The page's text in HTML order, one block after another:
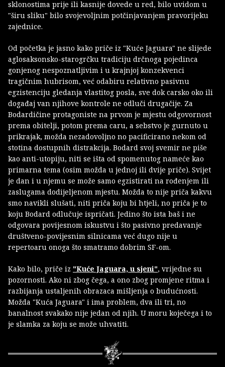
sklonostima prije ili kasnije dovede u red, bilo uvidom u
"širu sliku" bilo svojevoljnim potčinjavanjem pravorijeku
zajednice.
Od početka je jasno kako priče iz "Kuće Jaguara" ne slijede
aglosaksonsko-starogrčku tradiciju drčnoga pojedinca
gonjenog nespoznatljivim i u krajnjoj konzekvenci
tragičnim hubrisom, već odabiru relativno pasivnu
egzistenciju gledanja vlastitog posla, sve dok carsko oko ili
događaj van njihove kontrole ne odluči drugačije. Za
Bodardičine protagoniste na prvom je mjestu odgovornost
prema obitelji, potom prema caru, a sebstvo je gurnuto u
prikrajak, možda nezadovoljno no pacificirano nekom od
stotina dostupnih distrakcija. Bodard svoj svemir ne piše
kao anti-utopiju, niti se išta od spomenutog nameće kao
primarna tema (osim možda u jednoj ili dvije priče). Svijet
je dan i u njemu se može samo egzistirati na rođenjem ili
zaslugama dodijeljenom mjestu. Možda to nije priča kakvu
smo navikli slušati, niti priča koju bi htjeli, no priča je to
koju Bodard odlučuje ispričati. Jedino što ista baš i ne
odgovara povijesnom iskustvu i što pasivno predavanje
društveno-povijesnim silnicama već dugo nije u
repertoaru onoga što smatramo dobrim SF-om.
Kako bilo, priče iz "Kuće Jaguara, u sjeni", vrijedne su
pozornosti. Ako ni zbog čega, a ono zbog promjene ritma i
razbijanja ustaljenih obrazaca mišljenja o budućnosti.
Možda "Kuća Jaguara" i ima problem, dva ili tri, no
banalnost svakako nije jedan od njih. U moru koječega i to
je slamka za koju se može uhvatiti.